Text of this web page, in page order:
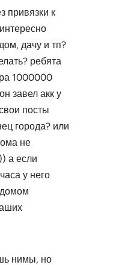
привязки к
дачу и тп?
ребята
1000000
завел акк у
посты
города? или
не
а если
у него
нимы, но